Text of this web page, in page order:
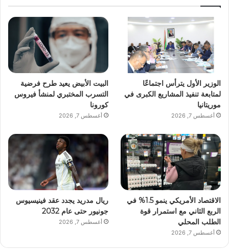
الوزير الأول يترأس اجتماعًا
لمتابعة تنفيذ المشاريع الكبرى في
موريتانيا
أغسطس 7, 2026
البيت الأبيض يعيد طرح فرضية
التسرب المختبري لمنشأ فيروس
كورونا
أغسطس 7, 2026
الاقتصاد الأمريكي ينمو 1.5% في
الربع الثاني مع استمرار قوة
الطلب المحلي
أغسطس 7, 2026
ريال مدريد يجدد عقد فينيسيوس
جونيور حتى عام 2032
أغسطس 7, 2026